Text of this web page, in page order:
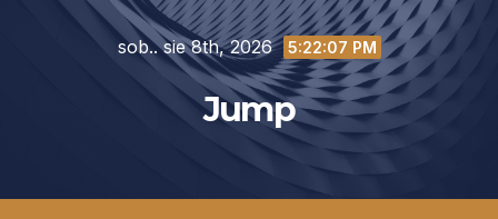
sob.. sie 8th, 2026 5:22:09 PM
Jump